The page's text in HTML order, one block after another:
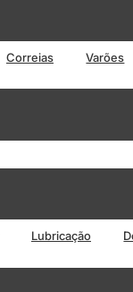
Correias Varões
Lubricação